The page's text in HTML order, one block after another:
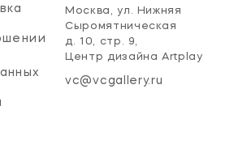
Москва, ул. Нижняя
Сыромятническая
д. 10, стр. 9,
Центр дизайна Artplay
vc@vcgallery.ru